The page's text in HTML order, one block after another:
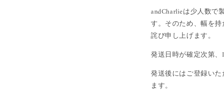
andCharlieは少人数で
す。そのため、幅を
詫び申し上げます。
発送日時が確定次第、
発送後にはご登録い
ます。